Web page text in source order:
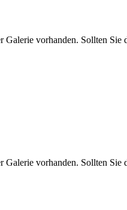
Galerie vorhanden. Sollten
Galerie vorhanden. Sollten